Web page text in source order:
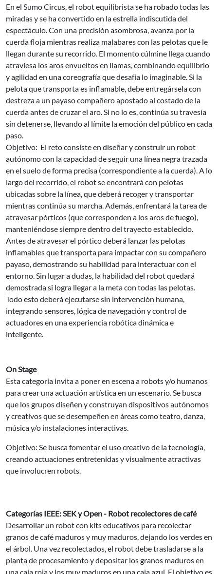
En el Sumo Circus, el robot equilibrista se ha robado todas las
miradas y se ha convertido en la estrella indiscutida del
espectáculo. Con una precisión asombrosa, avanza por la
cuerda floja mientras realiza malabares con las pelotas que le
llegan durante su recorrido. El momento cúlmine llega cuando
atraviesa los aros envueltos en llamas, combinando equilibrio
y agilidad en una coreografía que desafía lo imaginable. Si la
pelota que transporta es inflamable, debe entregársela con
destreza a un payaso compañero apostado al costado de la
cuerda antes de cruzar el aro. Si no lo es, continúa su travesía
sin detenerse, llevando al límite la emoción del público en cada
paso.
Objetivo: El reto consiste en diseñar y construir un robot
autónomo con la capacidad de seguir una línea negra trazada
en el suelo de forma precisa (correspondiente a la cuerda). A lo
largo del recorrido, el robot se encontrará con pelotas
ubicadas sobre la línea, que deberá recoger y transportar
mientras continúa su marcha. Además, enfrentará la tarea de
atravesar pórticos (que corresponden a los aros de fuego),
manteniéndose siempre dentro del trayecto establecido.
Antes de atravesar el pórtico deberá lanzar las pelotas
inflamables que transporta para impactar con su compañero
payaso, demostrando su habilidad para interactuar con el
entorno. Sin lugar a dudas, la habilidad del robot quedará
demostrada si logra llegar a la meta con todas las pelotas.
Todo esto deberá ejecutarse sin intervención humana,
integrando sensores, lógica de navegación y control de
actuadores en una experiencia robótica dinámica e
inteligente.
On Stage
Esta categoría invita a poner en escena a robots y/o humanos
para crear una actuación artística en un escenario. Se busca
que los grupos diseñen y construyan dispositivos autónomos
y creativos que se desempeñen en áreas como teatro, danza,
música y/o instalaciones interactivas.
Objetivo: Se busca fomentar el uso creativo de la tecnología,
creando actuaciones entretenidas y visualmente atractivas
que involucren robots.
Categorías IEEE: SEK y Open - Robot recolectores de café
Desarrollar un robot con kits educativos para recolectar
granos de café maduros y muy maduros, dejando los verdes en
el árbol. Una vez recolectados, el robot debe trasladarse a la
planta de procesamiento y depositar los granos maduros en
una caja roja y los muy maduros en una caja azul. El objetivo es